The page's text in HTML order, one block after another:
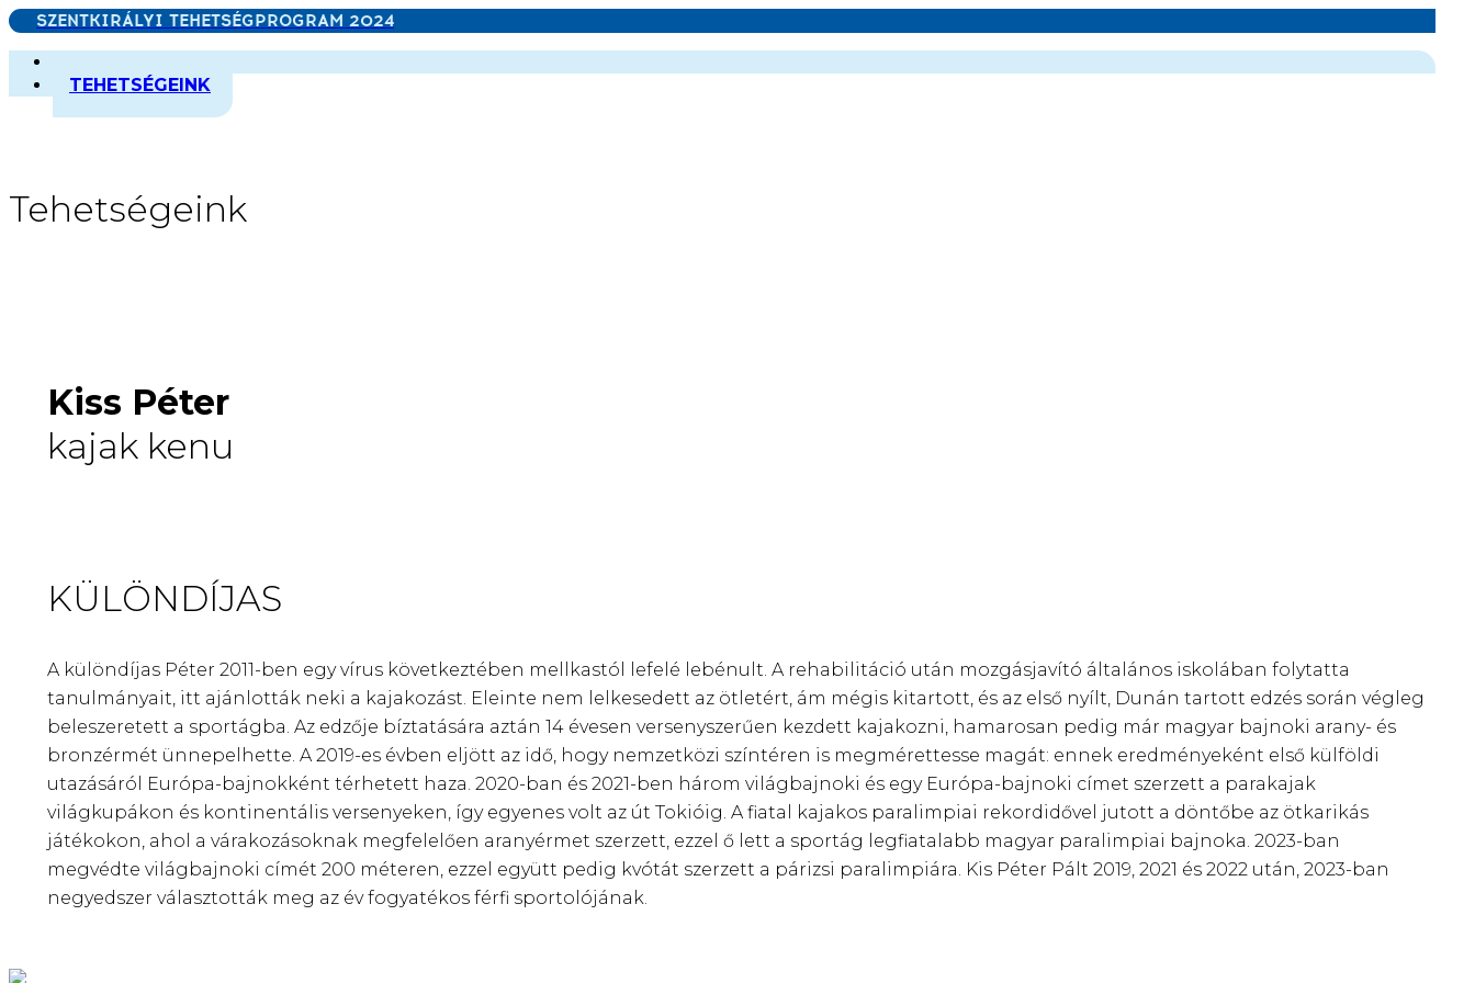
SZENTKIRÁLYI TEHETSÉGPROGRAM 2024
TEHETSÉGEINK
Tehetségeink
Kiss Péter
kajak kenu
KÜLÖNDÍJAS
A különdíjas Péter 2011-ben egy vírus következtében mellkastól lefelé lebénult. A rehabilitáció után mozgásjavító általános iskolában folytatta
tanulmányait, itt ajánlották neki a kajakozást. Eleinte nem lelkesedett az ötletért, ám mégis kitartott, és az első nyílt, Dunán tartott edzés során végleg
beleszeretett a sportágba. Az edzője bíztatására aztán 14 évesen versenyszerűen kezdett kajakozni, hamarosan pedig már magyar bajnoki arany- és
bronzérmét ünnepelhette. A 2019-es évben eljött az idő, hogy nemzetközi színtéren is megmérettesse magát: ennek eredményeként első külföldi
utazásáról Európa-bajnokként térhetett haza. 2020-ban és 2021-ben három világbajnoki és egy Európa-bajnoki címet szerzett a parakajak
világkupákon és kontinentális versenyeken, így egyenes volt az út Tokióig. A fiatal kajakos paralimpiai rekordidővel jutott a döntőbe az ötkarikás
játékokon, ahol a várakozásoknak megfelelően aranyérmet szerzett, ezzel ő lett a sportág legfiatalabb magyar paralimpiai bajnoka. 2023-ban
megvédte világbajnoki címét 200 méteren, ezzel együtt pedig kvótát szerzett a párizsi paralimpiára. Kis Péter Pált 2019, 2021 és 2022 után, 2023-ban
negyedszer választották meg az év fogyatékos férfi sportolójának.